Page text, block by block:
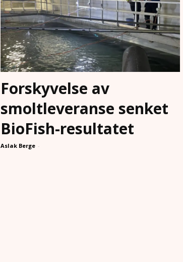
Forskyvelse av
smoltleveranse senket
BioFish-resultatet
Aslak Berge -